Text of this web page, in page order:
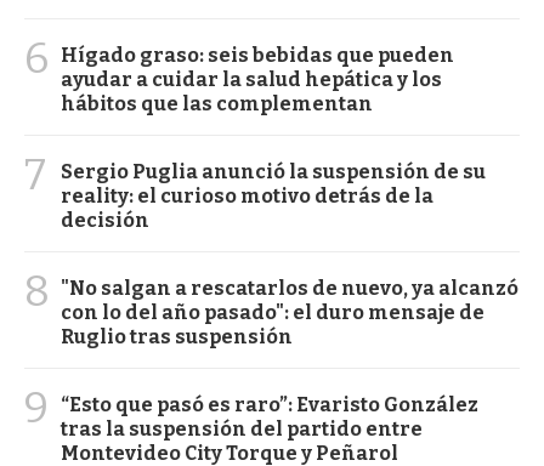
6
Hígado graso: seis bebidas que pueden
ayudar a cuidar la salud hepática y los
hábitos que las complementan
7
Sergio Puglia anunció la suspensión de su
reality: el curioso motivo detrás de la
decisión
8
"No salgan a rescatarlos de nuevo, ya alcanzó
con lo del año pasado": el duro mensaje de
Ruglio tras suspensión
9
“Esto que pasó es raro”: Evaristo González
tras la suspensión del partido entre
Montevideo City Torque y Peñarol